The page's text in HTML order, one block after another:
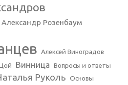
Александр Розенбаум
Алексей Виноградов
Винница Вопросы и ответы
Руколь Основы